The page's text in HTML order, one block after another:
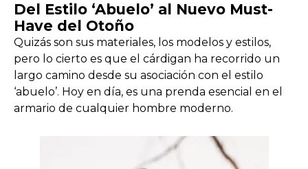
Del Estilo ‘Abuelo’ al Nuevo Must-
Have del Otoño
Quizás son sus materiales, los modelos y estilos,
pero lo cierto es que el cárdigan ha recorrido un
largo camino desde su asociación con el estilo
‘abuelo’. Hoy en día, es una prenda esencial en el
armario de cualquier hombre moderno.